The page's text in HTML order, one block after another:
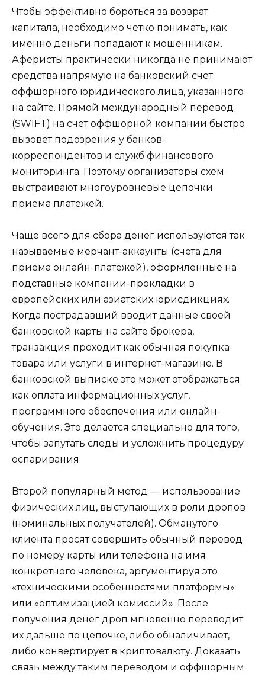
Чтобы эффективно бороться за возврат
капитала, необходимо четко понимать, как
именно деньги попадают к мошенникам.
Аферисты практически никогда не принимают
средства напрямую на банковский счет
оффшорного юридического лица, указанного
на сайте. Прямой международный перевод
(SWIFT) на счет оффшорной компании быстро
вызовет подозрения у банков-
корреспондентов и служб финансового
мониторинга. Поэтому организаторы схем
выстраивают многоуровневые цепочки
приема платежей.
Чаще всего для сбора денег используются так
называемые мерчант-аккаунты (счета для
приема онлайн-платежей), оформленные на
подставные компании-прокладки в
европейских или азиатских юрисдикциях.
Когда пострадавший вводит данные своей
банковской карты на сайте брокера,
транзакция проходит как обычная покупка
товара или услуги в интернет-магазине. В
банковской выписке это может отображаться
как оплата информационных услуг,
программного обеспечения или онлайн-
обучения. Это делается специально для того,
чтобы запутать следы и усложнить процедуру
оспаривания.
Второй популярный метод — использование
физических лиц, выступающих в роли дропов
(номинальных получателей). Обманутого
клиента просят совершить обычный перевод
по номеру карты или телефона на имя
конкретного человека, аргументируя это
«техническими особенностями платформы»
или «оптимизацией комиссий». После
получения денег дроп мгновенно переводит
их дальше по цепочке, либо обналичивает,
либо конвертирует в криптовалюту. Доказать
связь между таким переводом и оффшорным